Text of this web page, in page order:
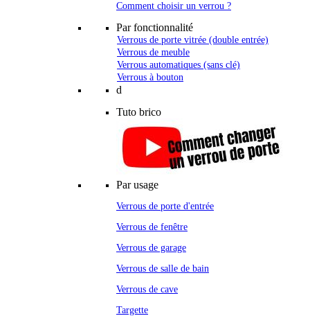
Comment choisir un verrou ?
Par fonctionnalité
Verrous de porte vitrée (double entrée)
Verrous de meuble
Verrous automatiques (sans clé)
Verrous à bouton
d
Tuto brico
Par usage
Verrous de porte d'entrée
Verrous de fenêtre
Verrous de garage
Verrous de salle de bain
Verrous de cave
Targette